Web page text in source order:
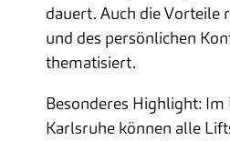
dauert. Auch die Vorteile
und des persönlichen
thematisiert.
Besonderes Highlight:
Karlsruhe können alle